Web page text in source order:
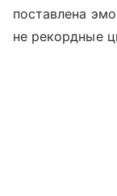
поставлена
не рекордные